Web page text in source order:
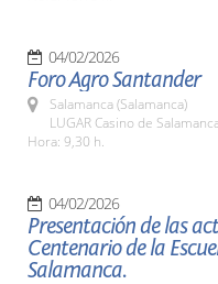
04/02/2026
Foro Agro Santander
Salamanca (Salamanca)
LUGAR Casino de
Hora: 9,30 h.
04/02/2026
Presentación de las
Centenario de la
Salamanca.